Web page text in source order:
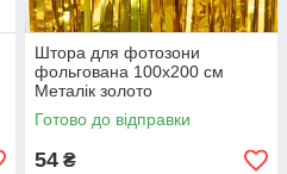
Штора для фотозони
фольгована 100х200 см
Металік золото
Готово до відправки
54 ₴